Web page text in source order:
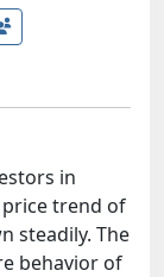
in
trend of
steadily. The
behavior of